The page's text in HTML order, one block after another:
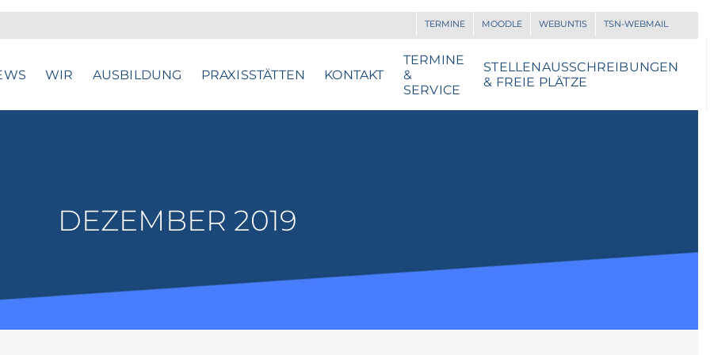
TERMINE MOODLE WEBUNTIS TSN-WEBMAIL
WIR AUSBILDUNG PRAXISSTÄTTEN KONTAKT
TERMINE
&
SERVICE
STELLENAUSSCHREIBUNGEN
& FREIE PLÄTZE
DEZEMBER 2019